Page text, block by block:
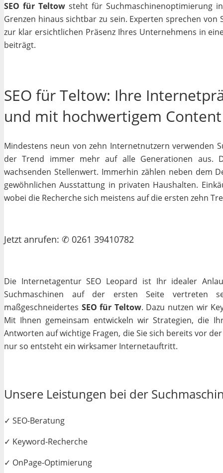
SEO für Teltowsteht für Suchmaschinenoptimierung
Grenzen hinaus sichtbar zu sein. Experten sprechen von
zur klar ersichtlichen Präsenz Ihres Unternehmens in
beiträgt.
SEO für Teltow: Ihre
und mit hochwertigem Content
Mindestens neun von zehn Internetnutzern verwenden
der Trend immer mehr auf alle Generationen aus.
wachsenden Stellenwert. Immerhin zählen neben dem
gewöhnlichen Ausstattung in privaten Haushalten.
wobei die Recherche sich meistens auf die ersten zehn
Jetzt anrufen: ✆ 0261 39410782
Die Internetagentur SEO Leopard ist Ihr idealer
Suchmaschinen auf der ersten Seite vertreten
maßgeschneidertes SEO für Teltow. Dazu nutzen wir
Mit Ihnen gemeinsam entwickeln wir Strategien, die
Antworten auf wichtige Fragen, die Sie sich bereits vor
nur so entsteht ein wirksamer Internetauftritt.
Unsere Leistungen bei der
✓ SEO-Beratung
✓ Keyword-Recherche
✓ OnPage-Optimierung